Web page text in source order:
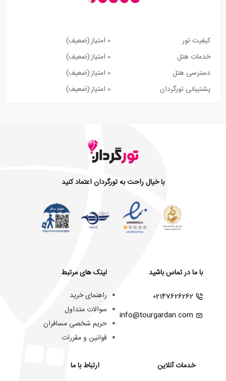
کیفیت تور 0 امتیاز
(ضعیف)
خدمات هتل
0 امتیاز
(ضعیف)
دسترسی هتل
0 امتیاز
(ضعیف)
پشتیبانی تورگردان
0 امتیاز (ضعیف)
با خیال راحت به تورگردان اعتماد کنید
با ما در تماس باشید
02147626262
info@tourgardan.com
خدمات آنلاین
لینک های مرتبط
راهنمای خرید
سوالات متداول
حریم شخصی مسافران
قوانین و مقررات
ارتباط با ما